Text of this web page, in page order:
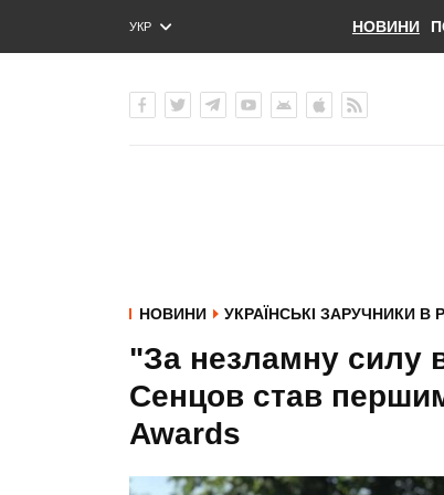
УКР
ENG
НОВИНИ
НОВИНИ УКРАЇНСЬКІ ЗАРУЧНИКИ В
"За незламну силу
Сенцов став
Awards